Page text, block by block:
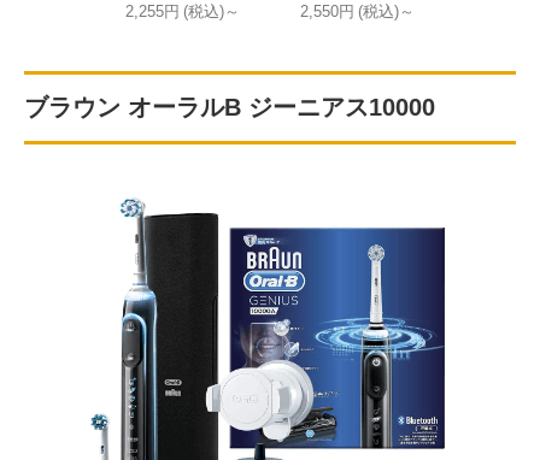
2,255円 (税込)～ 2,550円 (税込)～
ブラウン オーラルB ジーニアス10000